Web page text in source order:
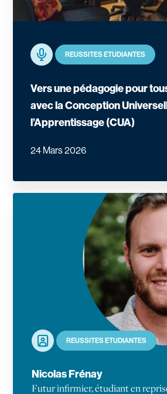
Vers une pédagogie pour
avec la Conception
l’Apprentissage (CUA)
PodcastRÉUSSITES ÉTUDIANTES
24 Mars 2026
Nicolas Frénay
Futur infirmier, étudiant en
Portrait RÉUSSITES ÉTUDIANTES